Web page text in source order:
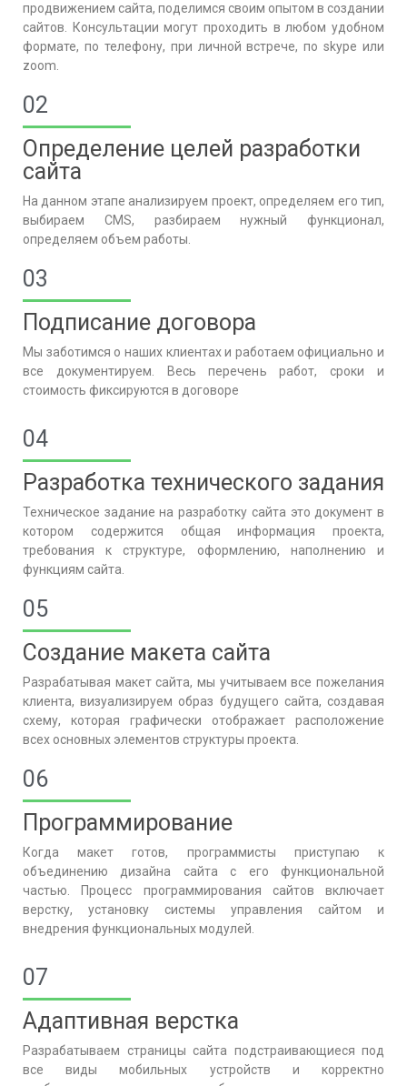
продвижением сайта, поделимся своим опытом в создании
сайтов. Консультации могут проходить в любом удобном
формате, по телефону, при личной встрече, по skype или
zoom.
02
Определение целей разработки
сайта
На данном этапе анализируем проект, определяем его тип,
выбираем CMS, разбираем нужный функционал,
определяем объем работы.
03
Подписание договора
Мы заботимся о наших клиентах и работаем официально и
все документируем. Весь перечень работ, сроки и
стоимость фиксируются в договоре
04
Разработка технического задания
Техническое задание на разработку сайта это документ в
котором содержится общая информация проекта,
требования к структуре, оформлению, наполнению и
функциям сайта.
05
Создание макета сайта
Разрабатывая макет сайта, мы учитываем все пожелания
клиента, визуализируем образ будущего сайта, создавая
схему, которая графически отображает расположение
всех основных элементов структуры проекта.
06
Программирование
Когда макет готов, программисты приступаю к
объединению дизайна сайта с его функциональной
частью. Процесс программирования сайтов включает
верстку, установку системы управления сайтом и
внедрения функциональных модулей.
07
Адаптивная верстка
Разрабатываем страницы сайта подстраивающиеся под
все виды мобильных устройств и корректно